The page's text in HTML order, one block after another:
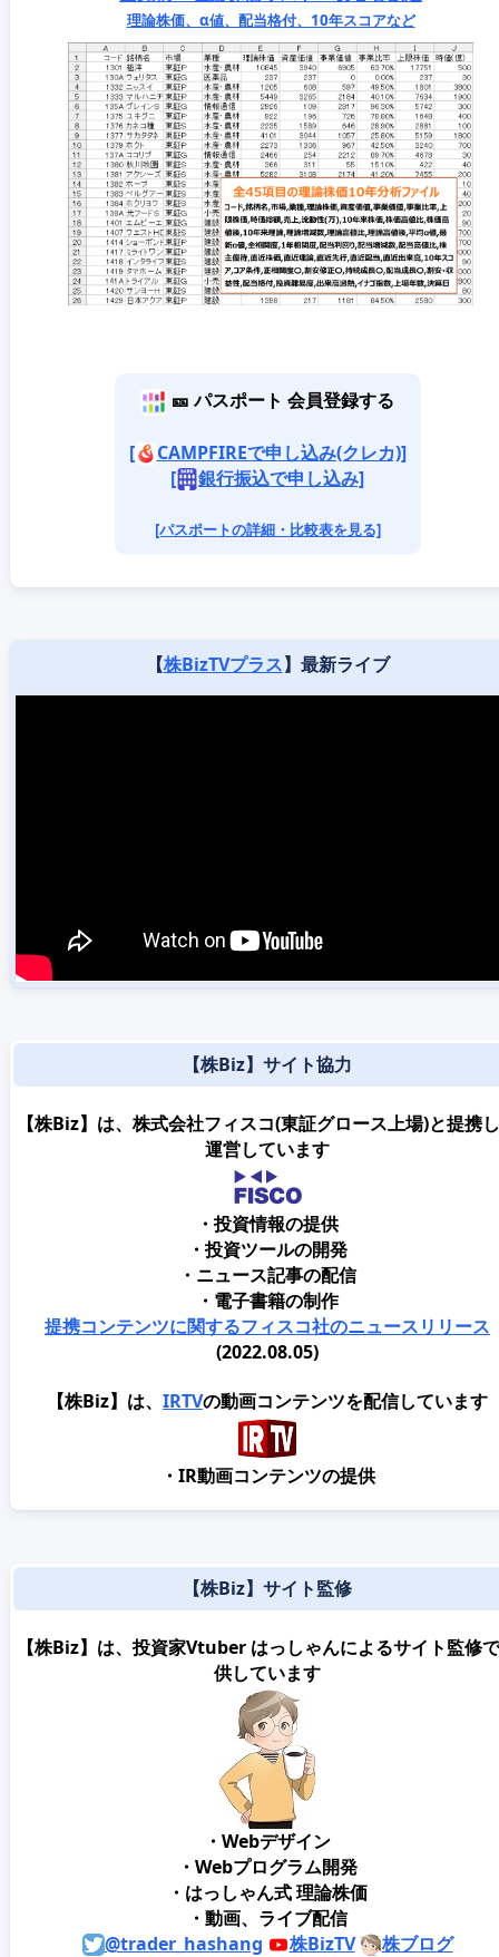
理論株価、α値、配当格付、10年スコアなど
🎫 パスポート 会員登録する
[
CAMPFIREで申し込み(クレカ)]
[
銀行振込で申し込み]
[パスポートの詳細・比較表を見る]
【株BizTVプラス】最新ライブ
【株Biz】サイト協力
【株Biz】は、株式会社フィスコ(東証グロース上場)と提携
運営しています
・投資情報の提供
・投資ツールの開発
・ニュース記事の配信
・電子書籍の制作
提携コンテンツに関するフィスコ社のニュースリリース
(2022.08.05)
【株Biz】は、 IRTVの動画コンテンツを配信しています
・IR動画コンテンツの提供
【株Biz】サイト監修
【株Biz】は、投資家Vtuber はっしゃんによるサイト監修
供しています
・Webデザイン
・Webプログラム開発
・はっしゃん式 理論株価
・動画、ライブ配信
@trader_hashang
株BizTV 株ブログ